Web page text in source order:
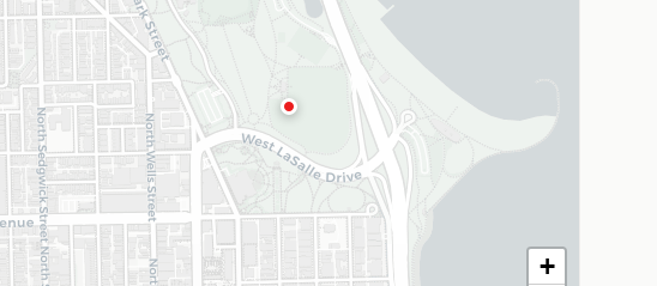
+